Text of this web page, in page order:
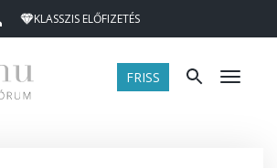
KLASSZIS ELŐFIZETÉS
FRISS Menü